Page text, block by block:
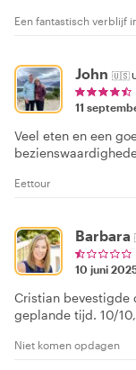
Een fantastisch verblijf
John 🇺🇸
11
Veel eten en een
Eettour
Barbara
10 juni
Cristian bevestigde
geplande tijd. 10/
Niet komen opdagen